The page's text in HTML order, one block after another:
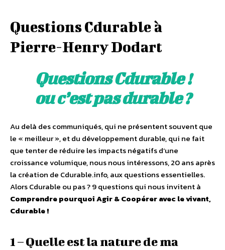
Questions Cdurable à
Pierre-Henry Dodart
Questions Cdurable !
ou c’est pas durable ?
Au delà des communiqués, qui ne présentent souvent que
le « meilleur », et du développement durable, qui ne fait
que tenter de réduire les impacts négatifs d‘une
croissance volumique, nous nous intéressons, 20 ans après
la création de Cdurable.info, aux questions essentielles.
Alors Cdurable ou pas ? 9 questions qui nous invitent à
Comprendre pourquoi Agir & Coopérer avec le vivant,
Cdurable !
1 – Quelle est la nature de ma